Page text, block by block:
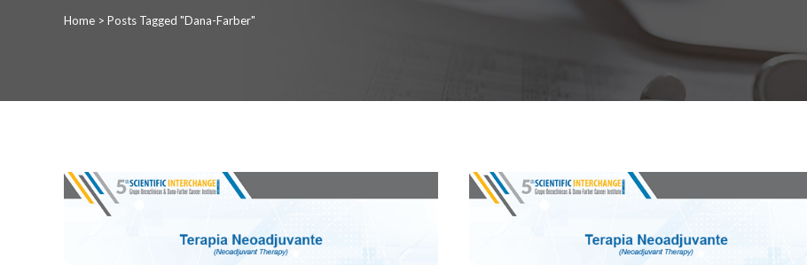
Home > Posts Tagged "Dana-Farber"